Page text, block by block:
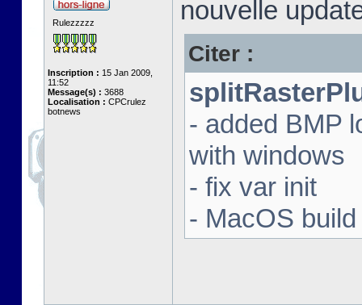
Rulezzzzz
Inscription : 15 Jan 2009,
11:52
Message(s) : 3688
Localisation : CPCrulez
botnews
nouvelle
Citer :
- added BMP
with windows
- fix var init
- MacOS